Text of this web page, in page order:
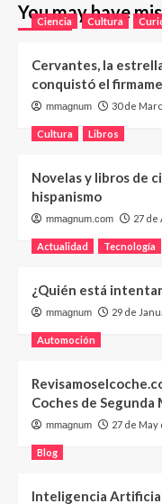
You may have
Ciencia Cultura
Cervantes, la
conquistó el
mmagnum 30 de
Cultura Libros
Novelas y libros de
hispanismo
mmagnum.com 27 de
Actualidad Tecnología
¿Quién está
mmagnum 29 de
Automoción
Coches de Segunda
mmagnum 27 de May
Blog
Inteligencia